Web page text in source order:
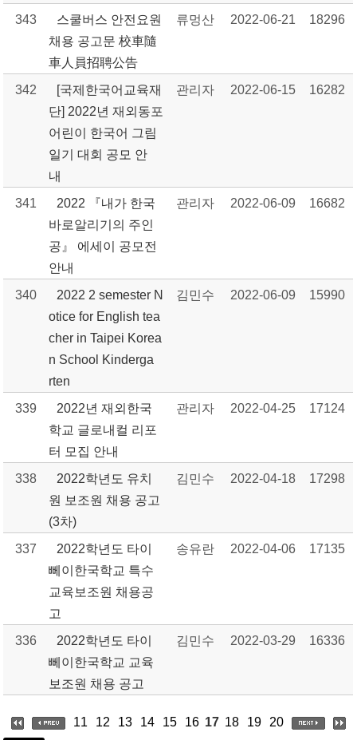
343
스쿨버스 안전요원
채용 공고문 校車隨
車人員招聘公告
류멍산 2022-06-21 18296
342
[국제한국어교육재
단] 2022년 재외동포
어린이 한국어 그림
일기 대회 공모 안
내
관리자 2022-06-15 16282
341
2022 『내가 한국
바로알리기의 주인
공』 에세이 공모전
안내
관리자 2022-06-09 16682
340
2022 2 semester N
otice for English tea
cher in Taipei Korea
n School Kinderga
rten
김민수 2022-06-09 15990
339
2022년 재외한국
학교 글로내컬 리포
터 모집 안내
관리자 2022-04-25 17124
338
2022학년도 유치
원 보조원 채용 공고
(3차)
김민수 2022-04-18 17298
337
2022학년도 타이
뻬이한국학교 특수
교육보조원 채용공
고
송유란 2022-04-06 17135
336
2022학년도 타이
뻬이한국학교 교육
보조원 채용 공고
김민수 2022-03-29 16336
11 12 13 14 15 16 17 18 19 20